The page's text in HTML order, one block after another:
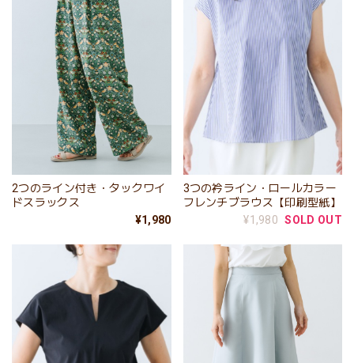
2つのライン付き・タックワイ
ドスラックス
¥1,980
3つの衿ライン・ロールカラー
フレンチブラウス【印刷型紙】
¥1,980 SOLD OUT